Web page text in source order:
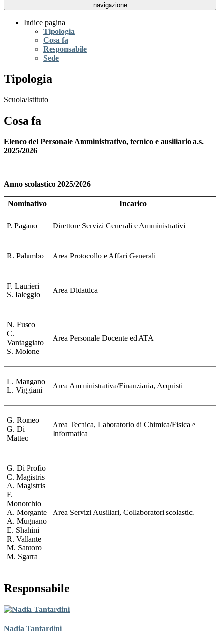
navigazione
Indice pagina
Tipologia
Cosa fa
Responsabile
Sede
Tipologia
Scuola/Istituto
Cosa fa
Elenco del Personale Amministrativo, tecnico e ausiliario a.s.
2025/2026
Anno scolastico 2025/2026
Nominativo Incarico
P. Pagano Direttore Servizi Generali e Amministrativi
R. Palumbo Area Protocollo e Affari Generali
F. Laurieri
S. Ialeggio
Area Didattica
N. Fusco
C.
Vantaggiato
S. Molone
Area Personale Docente ed ATA
L. Mangano
L. Viggiani
Area Amministrativa/Finanziaria, Acquisti
G. Romeo
G. Di
Matteo
Area Tecnica, Laboratorio di Chimica/Fisica e
Informatica
G. Di Profio
C. Magistris
A. Magistris
F.
Monorchio
A. Morgante
A. Mugnano
E. Shahini
R. Vallante
M. Santoro
M. Sgarra
Area Servizi Ausiliari, Collaboratori scolastici
Responsabile
Nadia Tantardini